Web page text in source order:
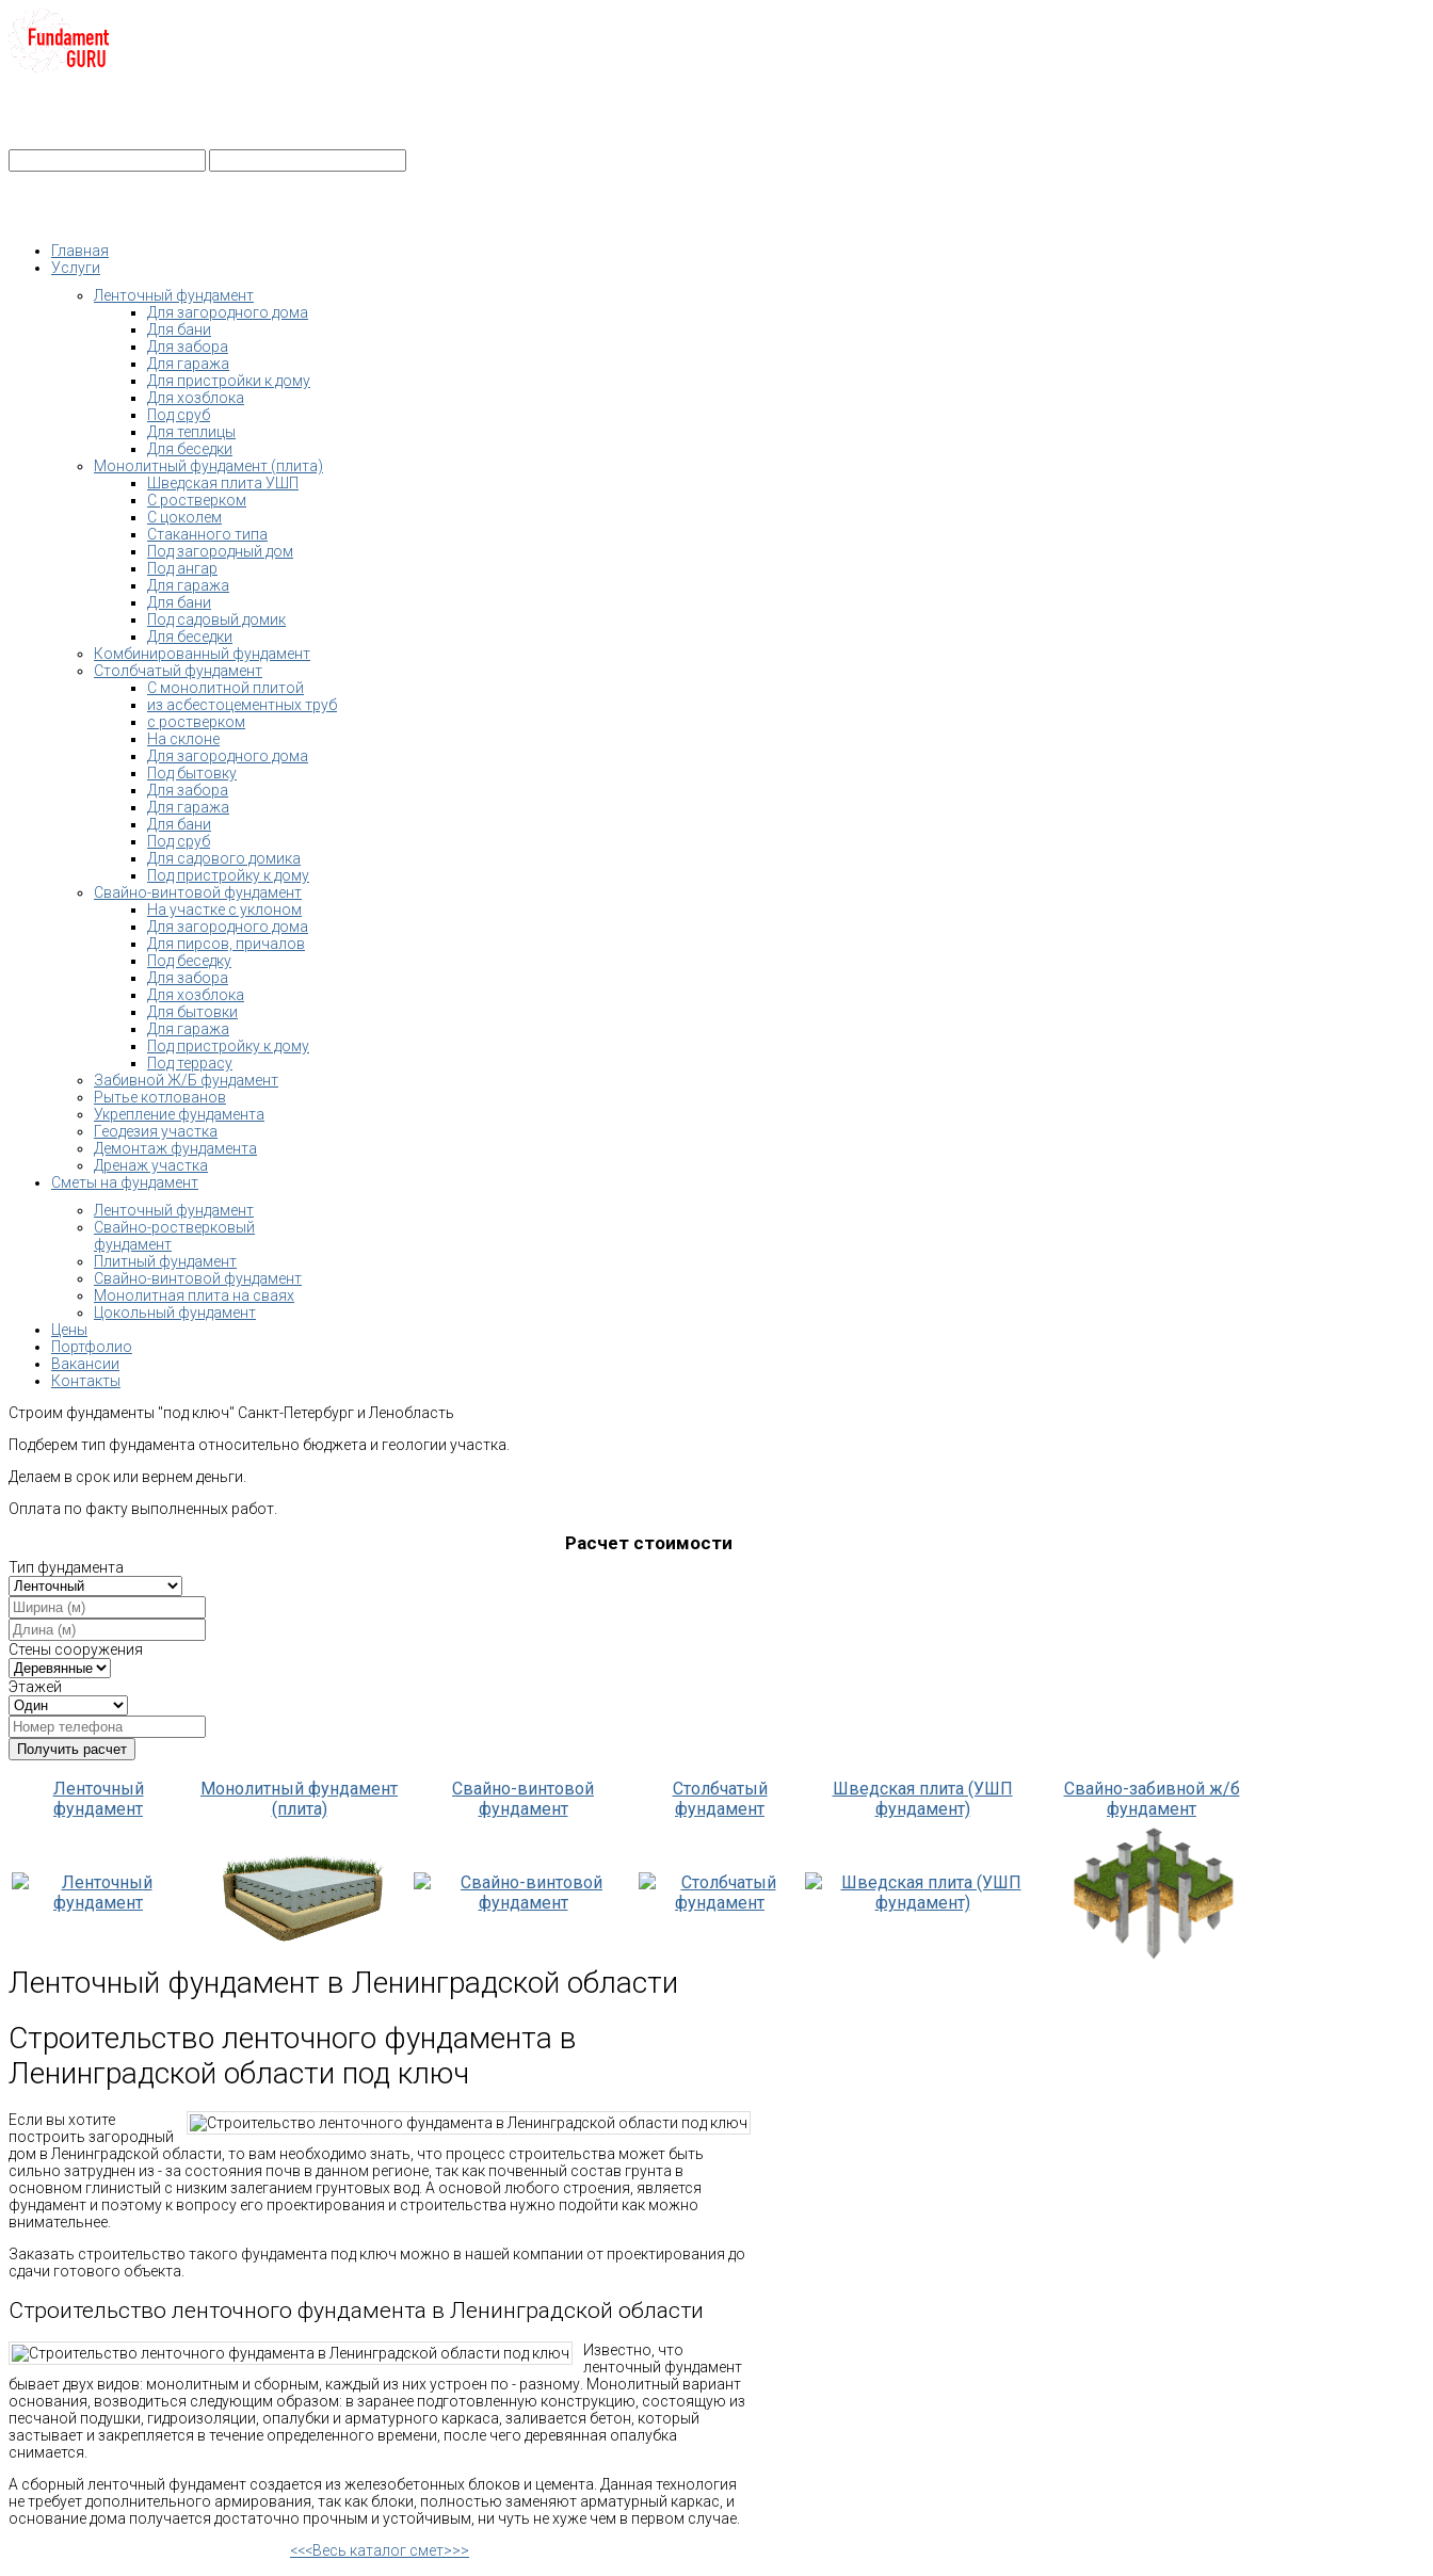
Главная
Услуги
Ленточный фундамент
Для загородного дома
Для бани
Для забора
Для гаража
Для пристройки к дому
Для хозблока
Под сруб
Для теплицы
Для беседки
Монолитный фундамент (плита)
Шведская плита УШП
С ростверком
С цоколем
Стаканного типа
Под загородный дом
Под ангар
Для гаража
Для бани
Под садовый домик
Для беседки
Комбинированный фундамент
Столбчатый фундамент
С монолитной плитой
из асбестоцементных труб
с ростверком
На склоне
Для загородного дома
Под бытовку
Для забора
Для гаража
Для бани
Под сруб
Для садового домика
Под пристройку к дому
Свайно-винтовой фундамент
На участке с уклоном
Для загородного дома
Для пирсов, причалов
Под беседку
Для забора
Для хозблока
Для бытовки
Для гаража
Под пристройку к дому
Под террасу
Забивной Ж/Б фундамент
Рытье котлованов
Укрепление фундамента
Геодезия участка
Демонтаж фундамента
Дренаж участка
Сметы на фундамент
Ленточный фундамент
Свайно-ростверковый
фундамент
Плитный фундамент
Свайно-винтовой фундамент
Монолитная плита на сваях
Цокольный фундамент
Цены
Портфолио
Вакансии
Контакты
Строим фундаменты "под ключ" Санкт-Петербург и Ленобласть
Подберем тип фундамента относительно бюджета и геологии участка.
Делаем в срок или вернем деньги.
Оплата по факту выполненных работ.
Расчет стоимости
Тип фундамента
Стены сооружения
Этажей
Ленточный
фундамент
Монолитный фундамент
(плита)
Свайно-винтовой
фундамент
Столбчатый
фундамент
Шведская плита (УШП
фундамент)
Свайно-забивной ж/б
фундамент
Ленточный фундамент в Ленинградской области
Строительство ленточного фундамента в
Ленинградской области под ключ
Если вы хотите
построить загородный
дом в Ленинградской области, то вам необходимо знать, что процесс строительства может быть
сильно затруднен из - за состояния почв в данном регионе, так как почвенный состав грунта в
основном глинистый с низким залеганием грунтовых вод. А основой любого строения, является
фундамент и поэтому к вопросу его проектирования и строительства нужно подойти как можно
внимательнее.
Заказать строительство такого фундамента под ключ можно в нашей компании от проектирования до
сдачи готового объекта.
Строительство ленточного фундамента в Ленинградской области
Известно, что
ленточный фундамент
бывает двух видов: монолитным и сборным, каждый из них устроен по - разному. Монолитный вариант
основания, возводиться следующим образом: в заранее подготовленную конструкцию, состоящую из
песчаной подушки, гидроизоляции, опалубки и арматурного каркаса, заливается бетон, который
застывает и закрепляется в течение определенного времени, после чего деревянная опалубка
снимается.
А сборный ленточный фундамент создается из железобетонных блоков и цемента. Данная технология
не требует дополнительного армирования, так как блоки, полностью заменяют арматурный каркас, и
основание дома получается достаточно прочным и устойчивым, ни чуть не хуже чем в первом случае.
<<<Весь каталог смет>>>